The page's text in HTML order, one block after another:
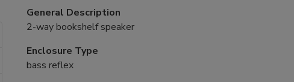
General Description
2-way bookshelf speaker
Enclosure Type
bass reflex